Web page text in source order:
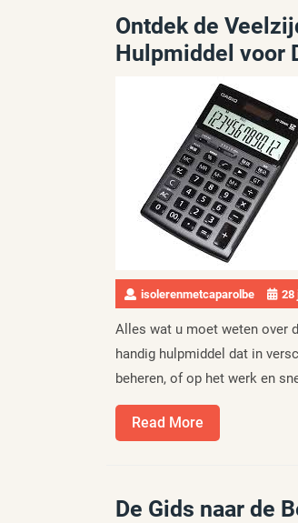
Ontdek de
Hulpmiddel voor
isolerenmetcaparolbe 28
Alles wat u moet weten over
handig hulpmiddel dat in
beheren, of op het werk en
Read More
More
De Gids naar de